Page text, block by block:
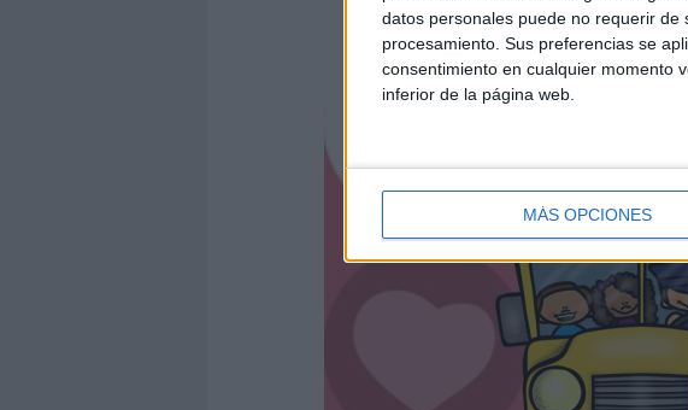
datos personales puede no requerir
procesamiento. Sus preferencias se
consentimiento en cualquier momento
inferior de la página web.
MÁS OPCIONES
SI QUIERES MAS
PINCHA EN LA